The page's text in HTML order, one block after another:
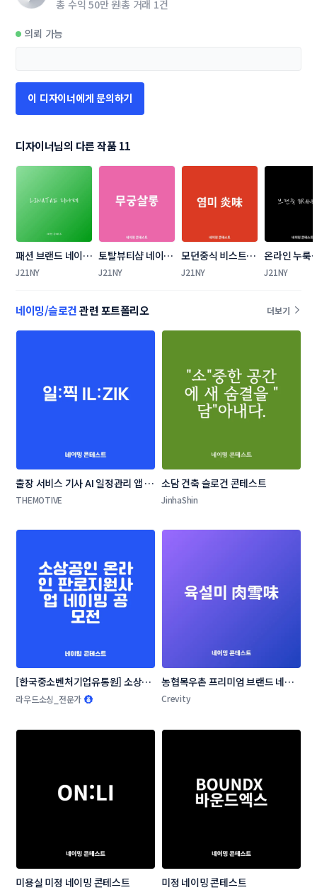
총 수익 50만 원총 거래 1건
의뢰 가능
이 디자이너에게 문의하기
디자이너님의 다른 작품 11
패션 브랜드 네이밍
콘테스트
J21NY
토탈뷰티샵 네이밍
콘테스트
J21NY
모던중식 비스트로
네이밍
J21NY
온라인 누룩
사이름을
J21NY
네이밍/슬로건관련 포트폴리오 더보기
출장 서비스 기사 AI 일정관리 앱 네
이밍 콘테스트
THEMOTIVE
소담 건축 슬로건 콘테스트
JinhaShin
[한국중소벤처기업유통원] 소상공
인 온라인 판로지원사업 네이밍 공
라우드소싱_전문가
농협목우촌 프리미엄 브랜드 네이
밍 공모
Crevity
미용실 미정 네이밍 콘테스트 미정 네이밍 콘테스트